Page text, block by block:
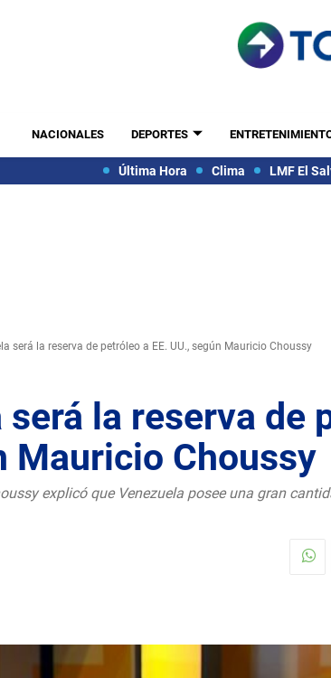
NACIONALES DEPORTES
Última Hora Clima LMF El
será la reserva de petróleo a EE. UU., según Mauricio Choussy
la reserva de
Mauricio Choussy
explicó que Venezuela posee una gran